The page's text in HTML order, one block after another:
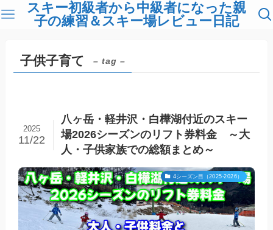
スキー初級者から中級者になった親
子の練習＆スキー場レビュー日記
子供子育て – tag –
八ヶ岳・軽井沢・白樺湖付近のスキー
場2026シーズンのリフト券料金 ～大
人・子供家族での総額まとめ～
2025
11/22
4シーズン目（2025-2026）